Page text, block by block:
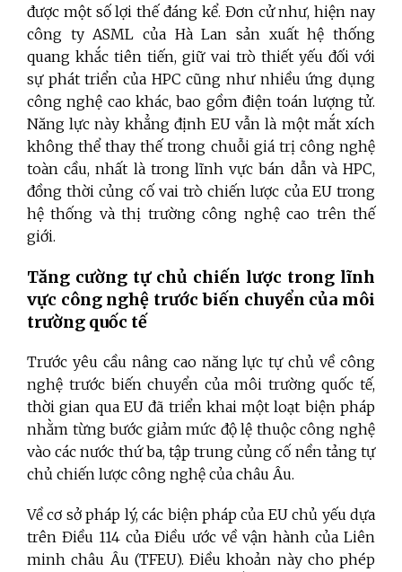
được một số lợi thế đáng kể. Đơn cử như, hiện nay
công ty ASML của Hà Lan sản xuất hệ thống
quang khắc tiên tiến, giữ vai trò thiết yếu đối với
sự phát triển của HPC cũng như nhiều ứng dụng
công nghệ cao khác, bao gồm điện toán lượng tử.
Năng lực này khẳng định EU vẫn là một mắt xích
không thể thay thế trong chuỗi giá trị công nghệ
toàn cầu, nhất là trong lĩnh vực bán dẫn và HPC,
đồng thời củng cố vai trò chiến lược của EU trong
hệ thống và thị trường công nghệ cao trên thế
giới.
Tăng cường tự chủ chiến lược trong lĩnh
vực công nghệ trước biến chuyển của môi
trường quốc tế
Trước yêu cầu nâng cao năng lực tự chủ về công
nghệ trước biến chuyển của môi trường quốc tế,
thời gian qua EU đã triển khai một loạt biện pháp
nhằm từng bước giảm mức độ lệ thuộc công nghệ
vào các nước thứ ba, tập trung củng cố nền tảng tự
chủ chiến lược công nghệ của châu Âu.
Về cơ sở pháp lý, các biện pháp của EU chủ yếu dựa
trên Điều 114 của Điều ước về vận hành của Liên
minh châu Âu (TFEU). Điều khoản này cho phép